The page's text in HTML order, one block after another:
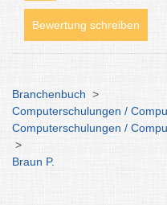
Bewertung schreiben
Branchenbuch >
Computerschulungen /
Computerschulungen /
>
Braun P.